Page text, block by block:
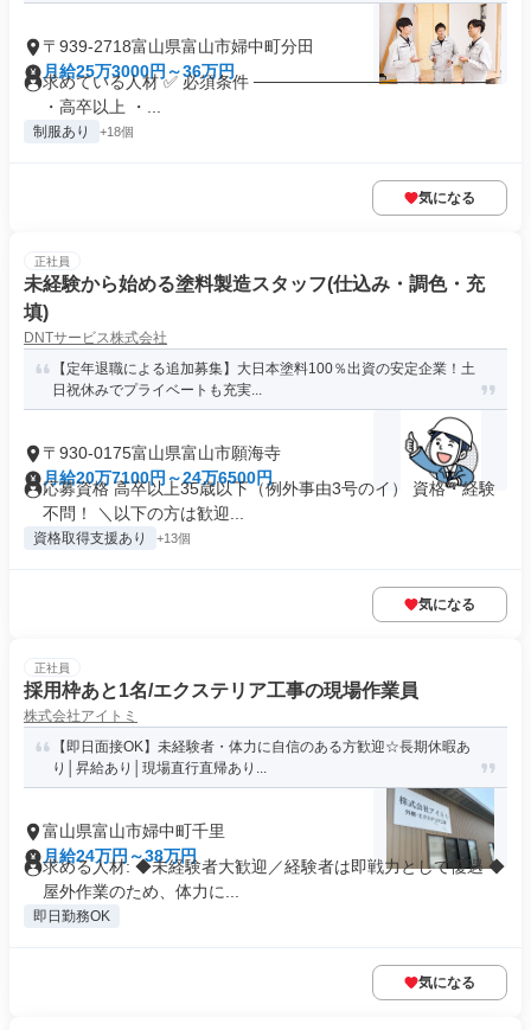
〒939-2718富山県富山市婦中町分田
月給25万3000円～36万円
求めている人材 ✅ 必須条件 ────────────────────
・高卒以上 ・...
制服あり +18個
気になる
正社員
未経験から始める塗料製造スタッフ(仕込み・調色・充
填)
DNTサービス株式会社
【定年退職による追加募集】大日本塗料100％出資の安定企業！土
日祝休みでプライベートも充実...
〒930-0175富山県富山市願海寺
月給20万7100円～24万6500円
応募資格 高卒以上35歳以下（例外事由3号のイ） 資格・経験
不問！ ＼以下の方は歓迎...
資格取得支援あり +13個
気になる
正社員
採用枠あと1名/エクステリア工事の現場作業員
株式会社アイトミ
【即日面接OK】未経験者・体力に自信のある方歓迎☆長期休暇あ
り│昇給あり│現場直行直帰あり...
富山県富山市婦中町千里
月給24万円～38万円
求める人材: ◆未経験者大歓迎／経験者は即戦力として優遇 ◆
屋外作業のため、体力に...
即日勤務OK
気になる